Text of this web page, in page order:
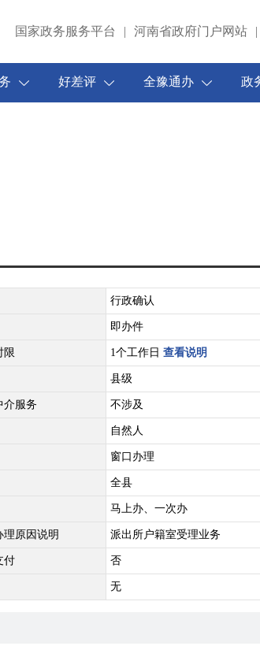
国家政务服务平台 | 河南省政府门户网站 |
好差评 全豫通办 政
行政确认
即办件
限 1个工作日 查看说明
县级
介服务 不涉及
自然人
窗口办理
全县
马上办、一次办
理原因说明 派出所户籍室受理业务
付 否
无